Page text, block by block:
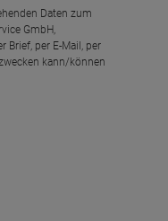
Daten zum
GmbH,
per E-Mail, per
kann/können